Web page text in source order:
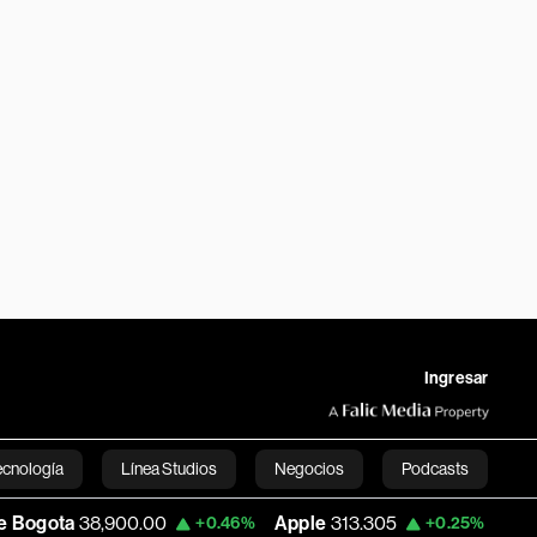
Ingresar
Línea Studios Negocios Podcasts
English+0.46% Apple 313.305 +0.25% USD COP